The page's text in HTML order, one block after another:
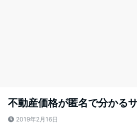
不動産価格が匿名で分かる
2019年2月16日